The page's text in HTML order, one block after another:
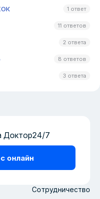
1 ответ
11 ответов
2 ответа
8 ответов
3 ответа
Сотрудничество
Доктор24/7
онлайн